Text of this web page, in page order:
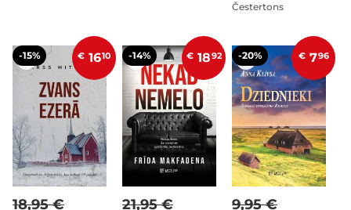
Čestertons
-15% € 1610
18,95 €
-14% € 1892
21,95 €
-20% € 796
9,95 €